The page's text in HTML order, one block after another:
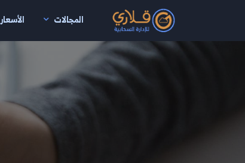
المجالات الأسعار
انتقال إلى المحتوى الرئيسي